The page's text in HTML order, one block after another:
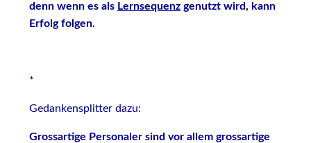
denn wenn es als Lernsequenz genutzt wird, kann
Erfolg folgen.
*
Gedankensplitter dazu:
Grossartige Personaler sind vor allem grossartige